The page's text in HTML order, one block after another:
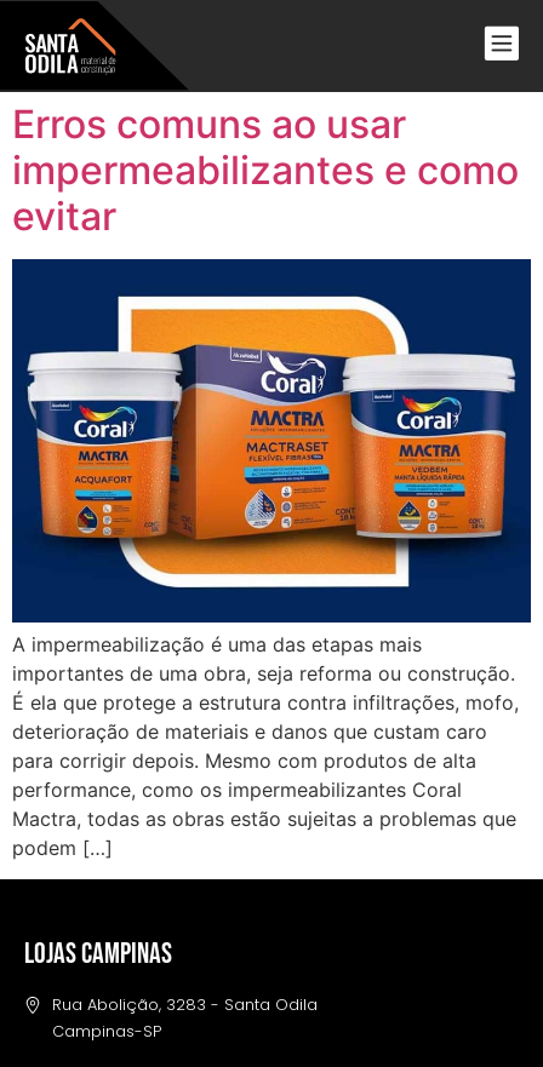
Erros comuns ao usar
impermeabilizantes e como
evitar
A impermeabilização é uma das etapas mais
importantes de uma obra, seja reforma ou construção.
É ela que protege a estrutura contra infiltrações, mofo,
deterioração de materiais e danos que custam caro
para corrigir depois. Mesmo com produtos de alta
performance, como os impermeabilizantes Coral
Mactra, todas as obras estão sujeitas a problemas que
podem […]
LOJAS CAMPINAS
Rua Abolição, 3283 - Santa Odila
Campinas-SP